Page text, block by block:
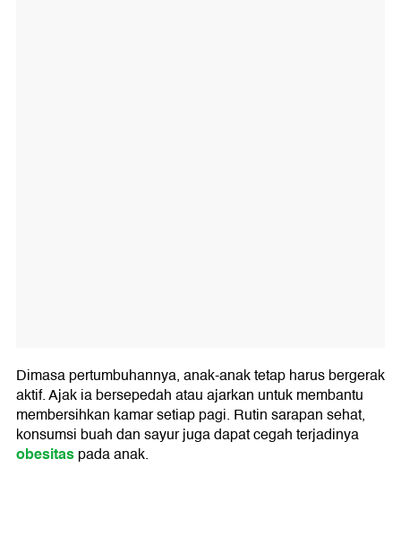
Dimasa pertumbuhannya, anak-anak tetap harus bergerak
aktif. Ajak ia bersepedah atau ajarkan untuk membantu
membersihkan kamar setiap pagi. Rutin sarapan sehat,
konsumsi buah dan sayur juga dapat cegah terjadinya
obesitaspada anak.